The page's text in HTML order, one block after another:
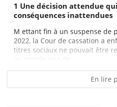
1 Une décision attendue
conséquences inattendues
M ettant fin à un suspense de
2022, la Cour de cassation a
titres sociaux ne pouvait être
au simple visa de...
En lire